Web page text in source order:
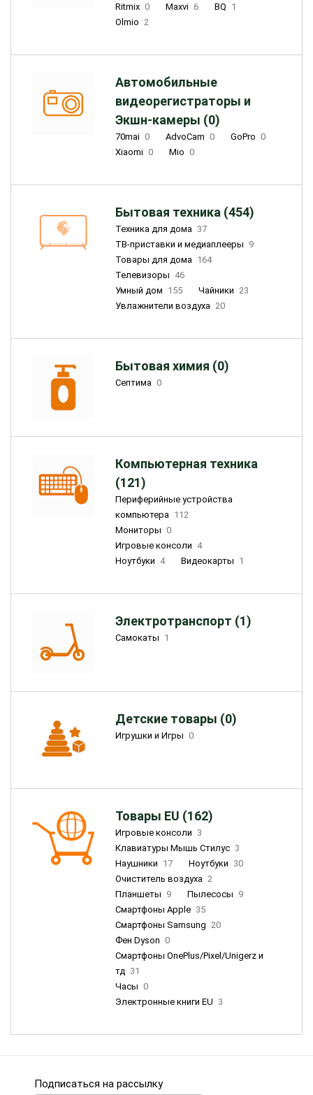
Ritmix 0 Maxvi 6 BQ 1
Olmio 2
Автомобильные
видеорегистраторы и
Экшн-камеры (0)
70mai 0 AdvoCam 0 GoPro 0
Xiaomi 0 Mio 0
Бытовая техника (454)
Техника для дома 37
ТВ-приставки и медиаплееры 9
Товары для дома 164
Телевизоры 46
Умный дом 155 Чайники 23
Увлажнители воздуха 20
Бытовая химия (0)
Септима 0
Компьютерная техника
(121)
Периферийные устройства
компьютера 112
Мониторы 0
Игровые консоли 4
Ноутбуки 4 Видеокарты 1
Электротранспорт (1)
Самокаты 1
Детские товары (0)
Игрушки и Игры 0
Товары EU (162)
Игровые консоли 3
Клавиатуры Мышь Стилус 3
Наушники 17 Ноутбуки 30
Очиститель воздуха 2
Планшеты 9 Пылесосы 9
Смартфоны Apple 35
Смартфоны Samsung 20
Фен Dyson 0
Смартфоны OnePlus/Pixel/Unigerz и
тд 31
Часы 0
Электронные книги EU 3
Подписаться на рассылку